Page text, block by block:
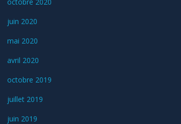
juin 2020
mai 2020
avril 2020
octobre 2019
juillet 2019
juin 2019